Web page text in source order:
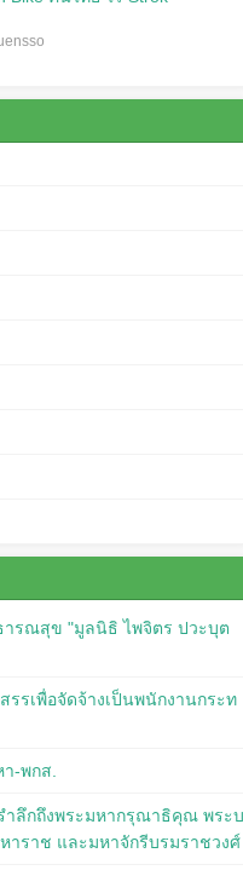
รณสุข "มูลนิธิ ไพจิตร ปวะบุต
รเพื่อจัดจ้างเป็นพนักงานกระท
-พกส.
ำลึกถึงพระมหากรุณาธิคุณ พระบ
าราช และมหาจักรีบรมราชวงศ์